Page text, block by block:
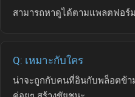
สามารถหาดูได้ตามแพลตฟอร์
Q: เหมาะกับใคร
น่าจะถูกกับคนที่อินกับพล็อตข้า